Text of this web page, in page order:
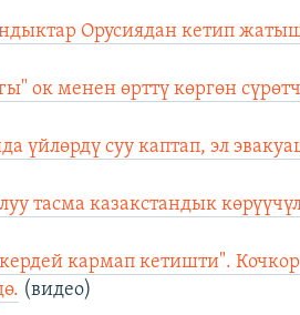
Орусиядан кетип
ок менен өрттү көргөн
үйлөрдү суу каптап, эл
тасма казакстандык
кармап кетишти".
(видео)